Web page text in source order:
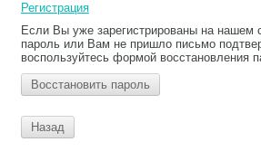
Регистрация
Если Вы уже зарегистрированы на нашем
пароль или Вам не пришло письмо
воспользуйтесь формой восстановления
Восстановить пароль
Назад